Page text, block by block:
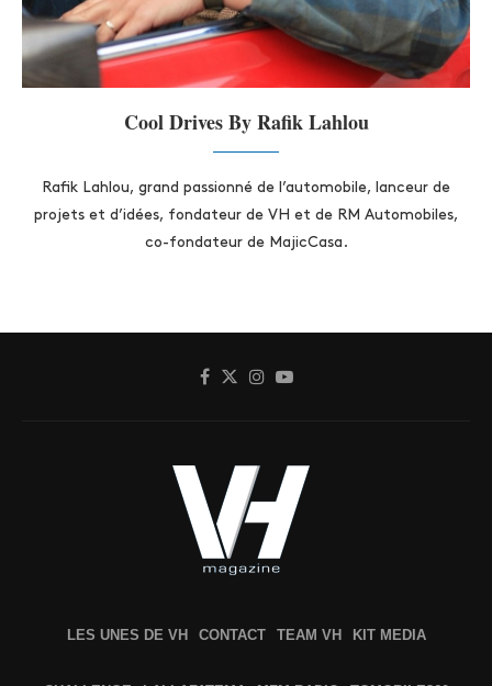
Cool Drives By Rafik Lahlou
Rafik Lahlou, grand passionné de l’automobile, lanceur de
projets et d’idées, fondateur de VH et de RM Automobiles,
co-fondateur de MajicCasa.
LES UNES DE VH CONTACT TEAM VH KIT MEDIA